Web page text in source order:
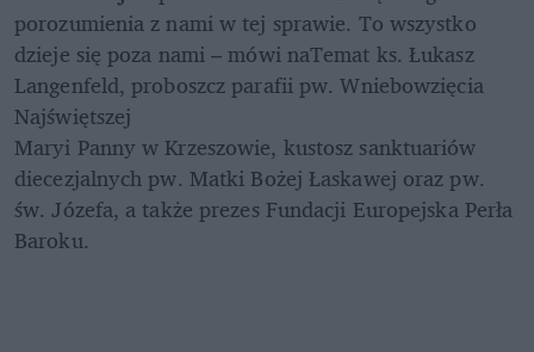
porozumienia z nami w tej sprawie. To wszystko
dzieje się poza nami – mówi naTemat ks. Łukasz
Langenfeld, proboszcz parafii pw. Wniebowzięcia
Najświętszej
Maryi Panny w Krzeszowie, kustosz sanktuariów
diecezjalnych pw. Matki Bożej Łaskawej oraz pw.
św. Józefa, a także prezes Fundacji Europejska Perła
Baroku.